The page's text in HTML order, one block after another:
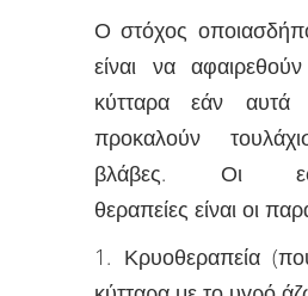
Ο στόχος
είναι να
κύτταρα εάν αυτά
προκαλούν
βλάβες. Οι
θεραπείες είναι οι
1. Κρυοθεραπεία